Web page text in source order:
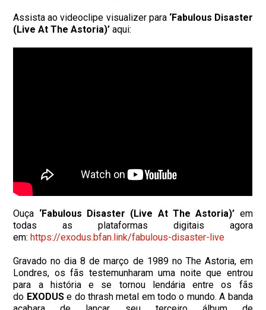
Assista ao videoclipe visualizer para ‘Fabulous Disaster
(Live At The Astoria)’ aqui:
Ouça ‘Fabulous Disaster (Live At The Astoria)’ em
todas as plataformas digitais agora
em:https://exodus.bfan.link/fabulous-disaster-live
Gravado no dia 8 de março de 1989 no The Astoria, em
Londres, os fãs testemunharam uma noite que entrou
para a história e se tornou lendária entre os fãs
do EXODUSe do thrash metal em todo o mundo. A banda